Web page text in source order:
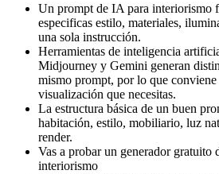
Un prompt de IA para interiorismo
especificas estilo, materiales,
una sola instrucción.
Herramientas de inteligencia
Midjourney y Gemini generan
mismo prompt, por lo que
visualización que necesitas.
La estructura básica de un buen
habitación, estilo, mobiliario, luz
render.
Vas a probar un generador gratuito
interiorismo